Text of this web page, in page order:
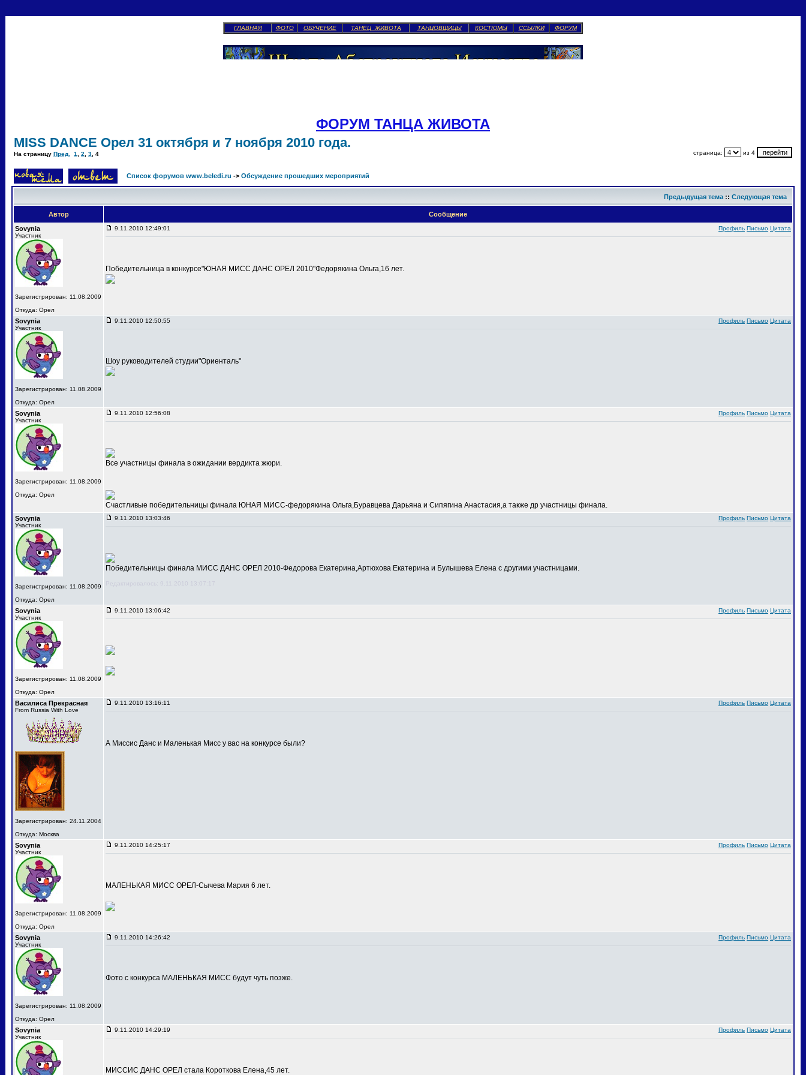
ГЛАВНАЯ ФОТО ОБУЧЕНИЕ ТАНЕЦ ЖИВОТА ТАНЦОВЩИЦЫ КОСТЮМЫ ССЫЛКИ ФОРУМ
ФОРУМ ТАНЦА ЖИВОТА
MISS DANCE Орел 31 октября и 7 ноября 2010 года.
На страницу Пред. 1 2 3 4 страница: из 4
Список форумов www.beledi.ru -> Обсуждение прошедших мероприятий
Предыдущая тема :: Следующая тема
Автор
Сообщение
Sovynia
Участник
Зарегистрирован: 11.08.2009
Откуда: Орел
9.11.2010 12:49:01 Профиль Письмо Цитата
Победительница в конкурсе"ЮНАЯ МИСС ДАНС ОРЕЛ 2010"Федорякина Ольга,16 лет.
Sovynia
Участник
Зарегистрирован: 11.08.2009
Откуда: Орел
9.11.2010 12:50:55 Профиль Письмо Цитата
Шоу руководителей студии"Ориенталь"
Sovynia
Участник
Зарегистрирован: 11.08.2009
Откуда: Орел
9.11.2010 12:56:08 Профиль Письмо Цитата
Все участницы финала в ожидании вердикта жюри.
Счастливые победительницы финала ЮНАЯ МИСС-федорякина Ольга,Буравцева Дарьяна и Сипягина Анастасия,а также др участницы финала.
Sovynia
Участник
Зарегистрирован: 11.08.2009
Откуда: Орел
9.11.2010 13:03:46 Профиль Письмо Цитата
Победительницы финала МИСС ДАНС ОРЕЛ 2010-Федорова Екатерина,Артюхова Екатерина и Булышева Елена с другими участницами.
Редактировалось: 9.11.2010 13:07:17
Sovynia
Участник
Зарегистрирован: 11.08.2009
Откуда: Орел
9.11.2010 13:06:42 Профиль Письмо Цитата
Василиса Прекрасная
From Russia With Love
Зарегистрирован: 24.11.2004
Откуда: Москва
9.11.2010 13:16:11 Профиль Письмо Цитата
А Миссис Данс и Маленькая Мисс у вас на конкурсе были?
Sovynia
Участник
Зарегистрирован: 11.08.2009
Откуда: Орел
9.11.2010 14:25:17 Профиль Письмо Цитата
МАЛЕНЬКАЯ МИСС ОРЕЛ-Сычева Мария 6 лет.
Sovynia
Участник
Зарегистрирован: 11.08.2009
Откуда: Орел
9.11.2010 14:26:42 Профиль Письмо Цитата
Фото с конкурса МАЛЕНЬКАЯ МИСС будут чуть позже.
Sovynia
Участник
9.11.2010 14:29:19 Профиль Письмо Цитата
МИССИС ДАНС ОРЕЛ стала Короткова Елена,45 лет.